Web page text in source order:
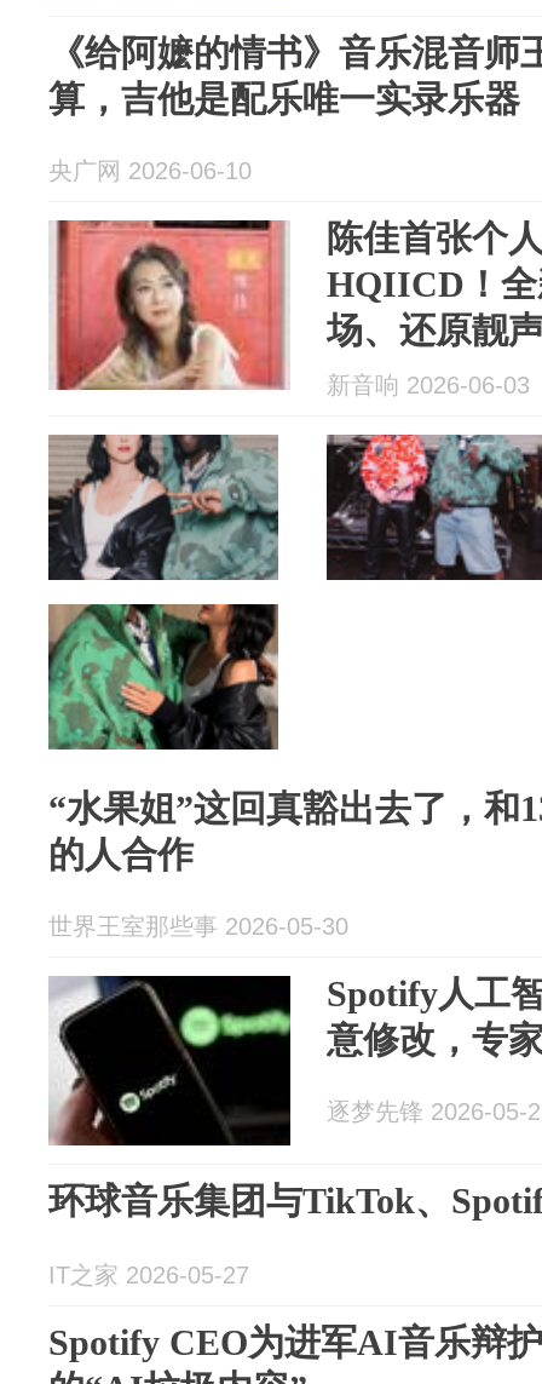
《给阿嬷的情书》音乐混音师
算，吉他是配乐唯一实录乐器
央广网 2026-06-10
陈佳首张个
HQIICD！
场、还原靓
新音响 2026-06-03
“水果姐”这回真豁出去了，和
的人合作
世界王室那些事 2026-05-30
Spotify人工
意修改，专
逐梦先锋 2026-05-
环球音乐集团与TikTok、
IT之家 2026-05-27
Spotify CEO为进军AI音乐辩